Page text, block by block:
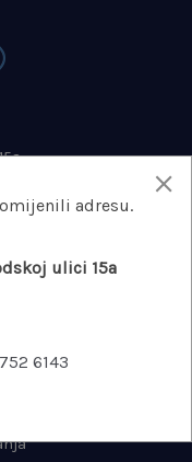
adresu.
ulici 15a
6143